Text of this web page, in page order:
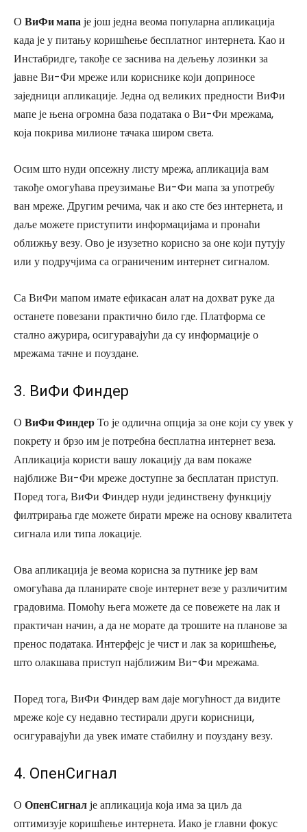
О ВиФи мапаје још једна веома популарна апликација
када је у питању коришћење бесплатног интернета. Као и
Инстабридге, такође се заснива на дељењу лозинки за
јавне Ви-Фи мреже или кориснике који доприносе
заједници апликације. Једна од великих предности ВиФи
мапе је њена огромна база података о Ви-Фи мрежама,
која покрива милионе тачака широм света.
Осим што нуди опсежну листу мрежа, апликација вам
такође омогућава преузимање Ви-Фи мапа за употребу
ван мреже. Другим речима, чак и ако сте без интернета, и
даље можете приступити информацијама и пронаћи
оближњу везу. Ово је изузетно корисно за оне који путују
или у подручјима са ограниченим интернет сигналом.
Са ВиФи мапом имате ефикасан алат на дохват руке да
останете повезани практично било где. Платформа се
стално ажурира, осигуравајући да су информације о
мрежама тачне и поуздане.
3. ВиФи Финдер
О ВиФи ФиндерТо је одлична опција за оне који су увек у
покрету и брзо им је потребна бесплатна интернет веза.
Апликација користи вашу локацију да вам покаже
најближе Ви-Фи мреже доступне за бесплатан приступ.
Поред тога, ВиФи Финдер нуди јединствену функцију
филтрирања где можете бирати мреже на основу квалитета
сигнала или типа локације.
Ова апликација је веома корисна за путнике јер вам
омогућава да планирате своје интернет везе у различитим
градовима. Помоћу њега можете да се повежете на лак и
практичан начин, а да не морате да трошите на планове за
пренос података. Интерфејс је чист и лак за коришћење,
што олакшава приступ најближим Ви-Фи мрежама.
Поред тога, ВиФи Финдер вам даје могућност да видите
мреже које су недавно тестирали други корисници,
осигуравајући да увек имате стабилну и поуздану везу.
4. ОпенСигнал
О ОпенСигналје апликација која има за циљ да
оптимизује коришћење интернета. Иако је главни фокус